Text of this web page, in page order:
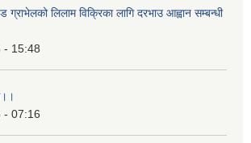
ग्राभेलको लिलाम विक्रिका लागि दरभाउ आह्वान सम्बन्धी
- 15:48
- 07:16